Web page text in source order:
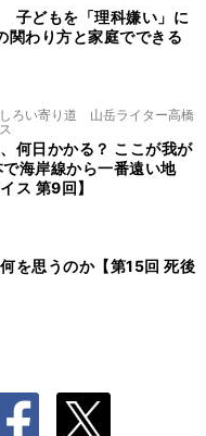
子どもを「理科嫌い」に
わり方と家庭でできる
ろい寄り道 山岳ライター高橋
何日かかる？ ここが我が
海岸線から一番遠い地
ス 第9回】
を思うのか【第15回 死後